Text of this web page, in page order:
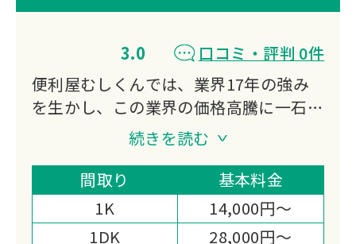
3.0
口コミ・評判 0件
便利屋むしくんでは、業界17年の強み
を生かし、この業界の価格高騰に一石を
当社の様々な企業努力により、地域最安
値を目指しています。
続きを読む
間取り
基本料金
1K
14,000円～
1DK
28,000円～